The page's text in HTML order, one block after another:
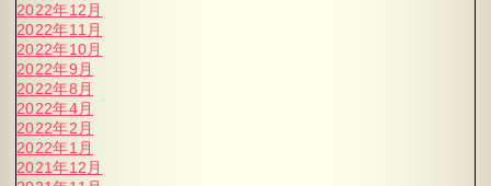
2022年12月
2022年11月
2022年10月
2022年9月
2022年8月
2022年4月
2022年2月
2022年1月
2021年12月